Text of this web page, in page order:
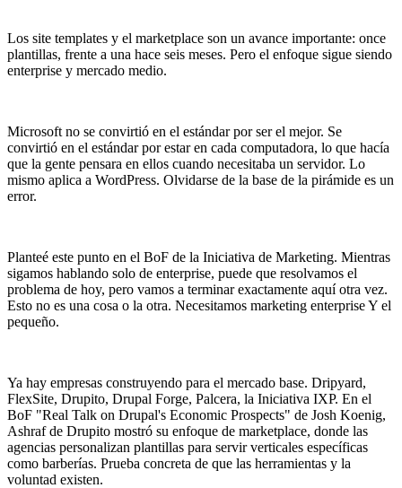
Los site templates y el marketplace son un avance importante: once
plantillas, frente a una hace seis meses. Pero el enfoque sigue siendo
enterprise y mercado medio.
Microsoft no se convirtió en el estándar por ser el mejor. Se
convirtió en el estándar por estar en cada computadora, lo que hacía
que la gente pensara en ellos cuando necesitaba un servidor. Lo
mismo aplica a WordPress. Olvidarse de la base de la pirámide es un
error.
Planteé este punto en el BoF de la Iniciativa de Marketing. Mientras
sigamos hablando solo de enterprise, puede que resolvamos el
problema de hoy, pero vamos a terminar exactamente aquí otra vez.
Esto no es una cosa o la otra. Necesitamos marketing enterprise Y el
pequeño.
Ya hay empresas construyendo para el mercado base. Dripyard,
FlexSite, Drupito, Drupal Forge, Palcera, la Iniciativa IXP. En el
BoF "Real Talk on Drupal's Economic Prospects" de Josh Koenig,
Ashraf de Drupito mostró su enfoque de marketplace, donde las
agencias personalizan plantillas para servir verticales específicas
como barberías. Prueba concreta de que las herramientas y la
voluntad existen.